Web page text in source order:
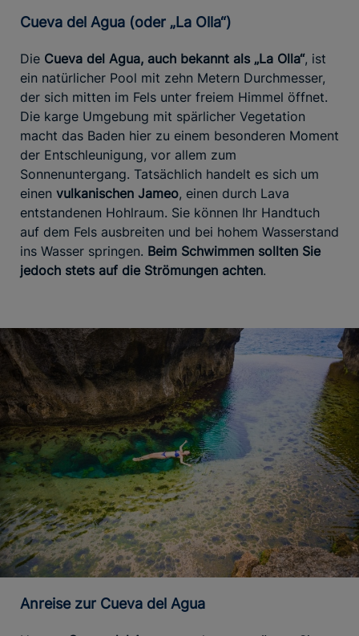
Cueva del Agua (oder „La Olla“)
Die Cueva del Agua, auch bekannt als „La Olla“, ist
ein natürlicher Pool mit zehn Metern Durchmesser,
der sich mitten im Fels unter freiem Himmel öffnet.
Die karge Umgebung mit spärlicher Vegetation
macht das Baden hier zu einem besonderen Moment
der Entschleunigung, vor allem zum
Sonnenuntergang. Tatsächlich handelt es sich um
einen vulkanischen Jameo, einen durch Lava
entstandenen Hohlraum. Sie können Ihr Handtuch
auf dem Fels ausbreiten und bei hohem Wasserstand
ins Wasser springen. Beim Schwimmen sollten Sie
jedoch stets auf die Strömungen achten.
Anreise zur Cueva del Agua